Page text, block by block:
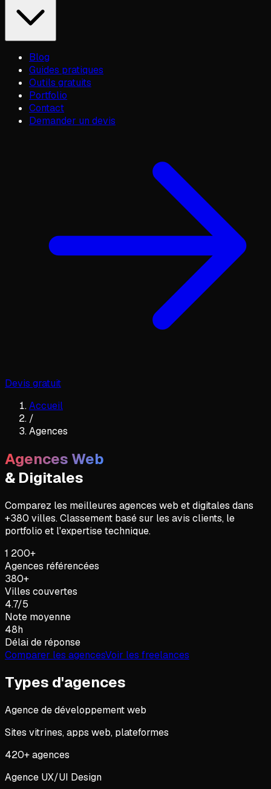
Blog
Guides pratiques
Outils gratuits
Portfolio
Contact
Demander un devis
Devis gratuit
Accueil
/
Agences
Agences Web
& Digitales
Comparez les meilleures agences web et digitales dans
+380 villes. Classement basé sur les avis clients, le
portfolio et l'expertise technique.
1 200+
Agences référencées
380+
Villes couvertes
4.7/5
Note moyenne
48h
Délai de réponse
Comparer les agencesVoir les freelances
Types d'agences
Agence de développement web
Sites vitrines, apps web, plateformes
420+ agences
Agence UX/UI Design